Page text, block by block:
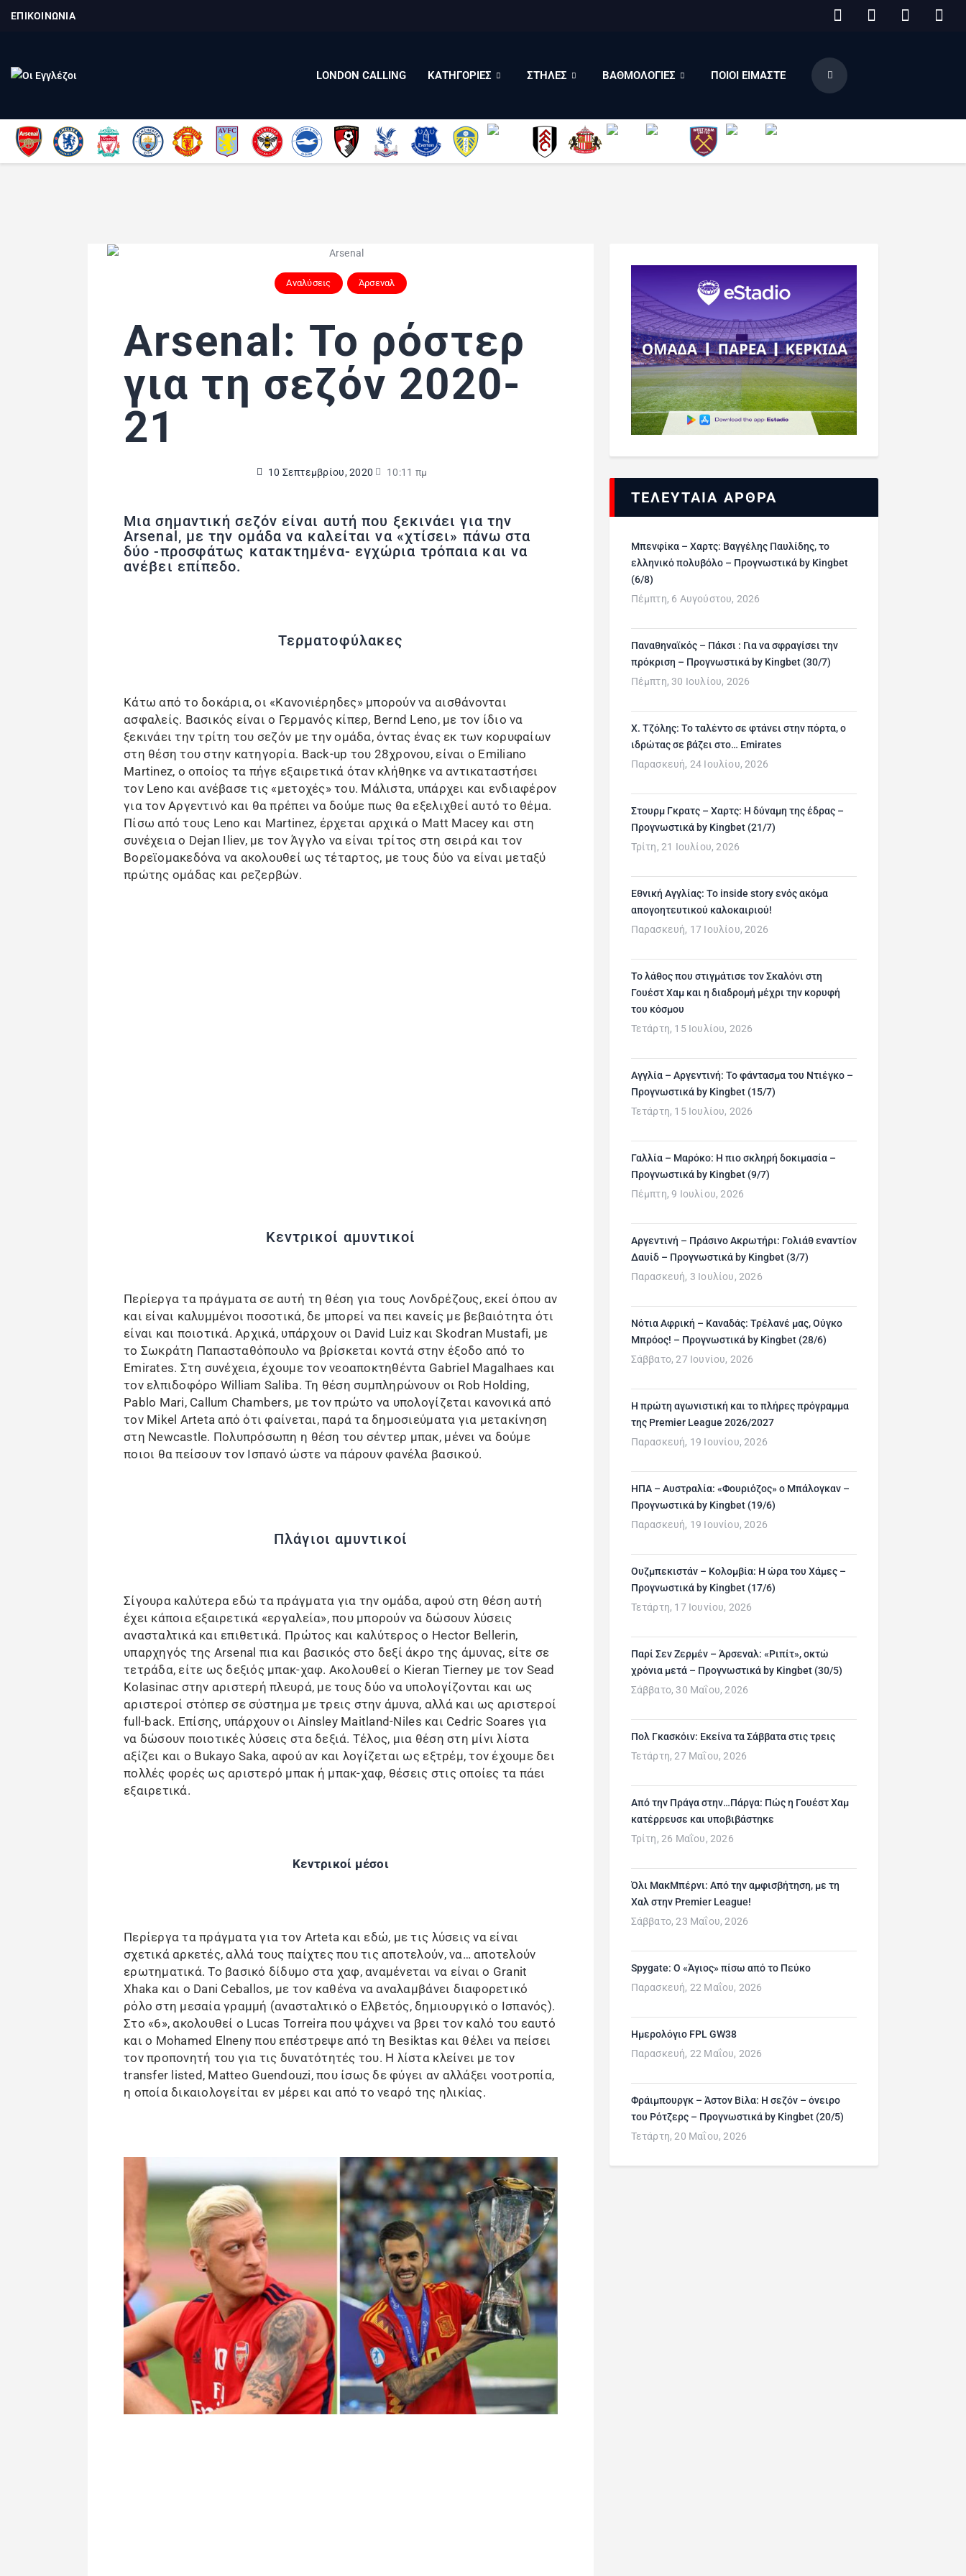
ΕΠΙΚΟΙΝΩΝΙΑ
LONDON CALLING ΚΑΤΗΓΟΡΙΕΣ ΣΤΗΛΕΣ ΒΑΘΜΟΛΟΓΙΕΣ ΠΟΙΟΙ ΕΙΜΑΣΤΕ
Αναλύσεις Άρσεναλ
Arsenal: Το ρόστερ
για τη σεζόν 2020-
21
10 Σεπτεμβρίου, 2020 10:11 πμ
Μια σημαντική σεζόν είναι αυτή που ξεκινάει για την
Arsenal, με την ομάδα να καλείται να «χτίσει» πάνω στα
δύο -προσφάτως κατακτημένα- εγχώρια τρόπαια και να
ανέβει επίπεδο.
Τερματοφύλακες
Κάτω από το δοκάρια, οι «Κανονιέρηδες» μπορούν να αισθάνονται
ασφαλείς. Βασικός είναι ο Γερμανός κίπερ, Bernd Leno, με τον ίδιο να
ξεκινάει την τρίτη του σεζόν με την ομάδα, όντας ένας εκ των κορυφαίων
στη θέση του στην κατηγορία. Back-up του 28χρονου, είναι ο Emiliano
Martinez, ο οποίος τα πήγε εξαιρετικά όταν κλήθηκε να αντικαταστήσει
τον Leno και ανέβασε τις «μετοχές» του. Μάλιστα, υπάρχει και ενδιαφέρον
για τον Αργεντινό και θα πρέπει να δούμε πως θα εξελιχθεί αυτό το θέμα.
Πίσω από τους Leno και Martinez, έρχεται αρχικά ο Matt Macey και στη
συνέχεια ο Dejan Iliev, με τον Άγγλο να είναι τρίτος στη σειρά και τον
Βορεϊομακεδόνα να ακολουθεί ως τέταρτος, με τους δύο να είναι μεταξύ
πρώτης ομάδας και ρεζερβών.
Κεντρικοί αμυντικοί
Περίεργα τα πράγματα σε αυτή τη θέση για τους Λονδρέζους, εκεί όπου αν
και είναι καλυμμένοι ποσοτικά, δε μπορεί να πει κανείς με βεβαιότητα ότι
είναι και ποιοτικά. Αρχικά, υπάρχουν οι David Luiz και Skodran Mustafi, με
το Σωκράτη Παπασταθόπουλο να βρίσκεται κοντά στην έξοδο από το
Emirates. Στη συνέχεια, έχουμε τον νεοαποκτηθέντα Gabriel Magalhaes και
τον ελπιδοφόρο William Saliba. Τη θέση συμπληρώνουν οι Rob Holding,
Pablo Mari, Callum Chambers, με τον πρώτο να υπολογίζεται κανονικά από
τον Mikel Arteta από ότι φαίνεται, παρά τα δημοσιεύματα για μετακίνηση
στη Newcastle. Πολυπρόσωπη η θέση του σέντερ μπακ, μένει να δούμε
ποιοι θα πείσουν τον Ισπανό ώστε να πάρουν φανέλα βασικού.
Πλάγιοι αμυντικοί
Σίγουρα καλύτερα εδώ τα πράγματα για την ομάδα, αφού στη θέση αυτή
έχει κάποια εξαιρετικά «εργαλεία», που μπορούν να δώσουν λύσεις
ανασταλτικά και επιθετικά. Πρώτος και καλύτερος ο Hector Bellerin,
υπαρχηγός της Arsenal πια και βασικός στο δεξί άκρο της άμυνας, είτε σε
τετράδα, είτε ως δεξιός μπακ-χαφ. Ακολουθεί ο Kieran Tierney με τον Sead
Kolasinac στην αριστερή πλευρά, με τους δύο να υπολογίζονται και ως
αριστεροί στόπερ σε σύστημα με τρεις στην άμυνα, αλλά και ως αριστεροί
full-back. Επίσης, υπάρχουν οι Ainsley Maitland-Niles και Cedric Soares για
να δώσουν ποιοτικές λύσεις στα δεξιά. Τέλος, μια θέση στη μίνι λίστα
αξίζει και ο Bukayo Saka, αφού αν και λογίζεται ως εξτρέμ, τον έχουμε δει
πολλές φορές ως αριστερό μπακ ή μπακ-χαφ, θέσεις στις οποίες τα πάει
εξαιρετικά.
Κεντρικοί μέσοι
Περίεργα τα πράγματα για τον Arteta και εδώ, με τις λύσεις να είναι
σχετικά αρκετές, αλλά τους παίχτες που τις αποτελούν, να… αποτελούν
ερωτηματικά. Το βασικό δίδυμο στα χαφ, αναμένεται να είναι ο Granit
Xhaka και ο Dani Ceballos, με τον καθένα να αναλαμβάνει διαφορετικό
ρόλο στη μεσαία γραμμή (ανασταλτικό ο Ελβετός, δημιουργικό ο Ισπανός).
Στο «6», ακολουθεί ο Lucas Torreira που ψάχνει να βρει τον καλό του εαυτό
και ο Mohamed Elneny που επέστρεψε από τη Besiktas και θέλει να πείσει
τον προπονητή του για τις δυνατότητές του. Η λίστα κλείνει με τον
transfer listed, Matteo Guendouzi, που ίσως δε φύγει αν αλλάξει νοοτροπία,
η οποία δικαιολογείται εν μέρει και από το νεαρό της ηλικίας.
ΤΕΛΕΥΤΑΙΑ ΑΡΘΡΑ
Μπενφίκα – Χαρτς: Βαγγέλης Παυλίδης, το
ελληνικό πολυβόλο – Προγνωστικά by Kingbet
(6/8)
Πέμπτη, 6 Αυγούστου, 2026
Παναθηναϊκός – Πάκσι : Για να σφραγίσει την
πρόκριση – Προγνωστικά by Kingbet (30/7)
Πέμπτη, 30 Ιουλίου, 2026
Χ. Τζόλης: Το ταλέντο σε φτάνει στην πόρτα, ο
ιδρώτας σε βάζει στο… Emirates
Παρασκευή, 24 Ιουλίου, 2026
Στουρμ Γκρατς – Χαρτς: Η δύναμη της έδρας –
Προγνωστικά by Kingbet (21/7)
Τρίτη, 21 Ιουλίου, 2026
Εθνική Αγγλίας: Το inside story ενός ακόμα
απογοητευτικού καλοκαιριού!
Παρασκευή, 17 Ιουλίου, 2026
Το λάθος που στιγμάτισε τον Σκαλόνι στη
Γουέστ Χαμ και η διαδρομή μέχρι την κορυφή
του κόσμου
Τετάρτη, 15 Ιουλίου, 2026
Αγγλία – Αργεντινή: Το φάντασμα του Ντιέγκο –
Προγνωστικά by Kingbet (15/7)
Τετάρτη, 15 Ιουλίου, 2026
Γαλλία – Μαρόκο: Η πιο σκληρή δοκιμασία –
Προγνωστικά by Kingbet (9/7)
Πέμπτη, 9 Ιουλίου, 2026
Αργεντινή – Πράσινο Ακρωτήρι: Γολιάθ εναντίον
Δαυίδ – Προγνωστικά by Kingbet (3/7)
Παρασκευή, 3 Ιουλίου, 2026
Νότια Αφρική – Καναδάς: Τρέλανέ μας, Ούγκο
Μπρόος! – Προγνωστικά by Kingbet (28/6)
Σάββατο, 27 Ιουνίου, 2026
H πρώτη αγωνιστική και το πλήρες πρόγραμμα
της Premier League 2026/2027
Παρασκευή, 19 Ιουνίου, 2026
ΗΠΑ – Αυστραλία: «Φουριόζος» ο Μπάλογκαν –
Προγνωστικά by Kingbet (19/6)
Παρασκευή, 19 Ιουνίου, 2026
Ουζμπεκιστάν – Κολομβία: Η ώρα του Χάμες –
Προγνωστικά by Kingbet (17/6)
Τετάρτη, 17 Ιουνίου, 2026
Παρί Σεν Ζερμέν – Άρσεναλ: «Ριπίτ», οκτώ
χρόνια μετά – Προγνωστικά by Kingbet (30/5)
Σάββατο, 30 Μαΐου, 2026
Πολ Γκασκόιν: Εκείνα τα Σάββατα στις τρεις
Τετάρτη, 27 Μαΐου, 2026
Από την Πράγα στην…Πάργα: Πώς η Γουέστ Χαμ
κατέρρευσε και υποβιβάστηκε
Τρίτη, 26 Μαΐου, 2026
Όλι ΜακΜπέρνι: Aπό την αμφισβήτηση, με τη
Χαλ στην Premier League!
Σάββατο, 23 Μαΐου, 2026
Spygate: Ο «Άγιος» πίσω από το Πεύκο
Παρασκευή, 22 Μαΐου, 2026
Ημερολόγιο FPL GW38
Παρασκευή, 22 Μαΐου, 2026
Φράιμπουργκ – Άστον Βίλα: Η σεζόν – όνειρο
του Ρότζερς – Προγνωστικά by Kingbet (20/5)
Τετάρτη, 20 Μαΐου, 2026